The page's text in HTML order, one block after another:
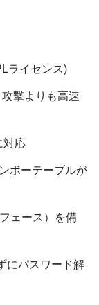
ライセンス)
撃よりも高速
対応
ボーテーブルが
ェース）を備
にパスワード解